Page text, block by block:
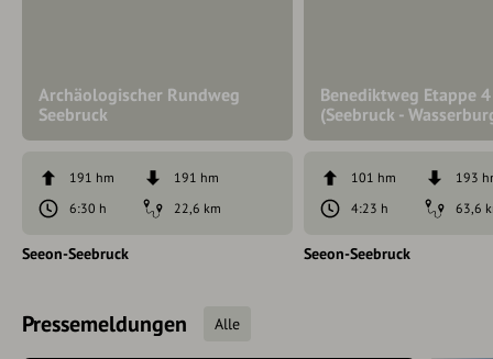
Archäologischer Rundweg
Seebruck
191 hm
191 hm
6:30 h
22,6 km
Seeon-Seebruck
Benediktweg Etappe 4
(Seebruck -
101 hm
193
4:23 h
63,6
Seeon-Seebruck
Pressemeldungen Alle